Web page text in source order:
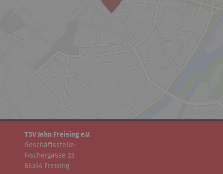
TSV Jahn Freising e.V.
Geschäftsstelle:
Fischergasse 23
85354 Freising